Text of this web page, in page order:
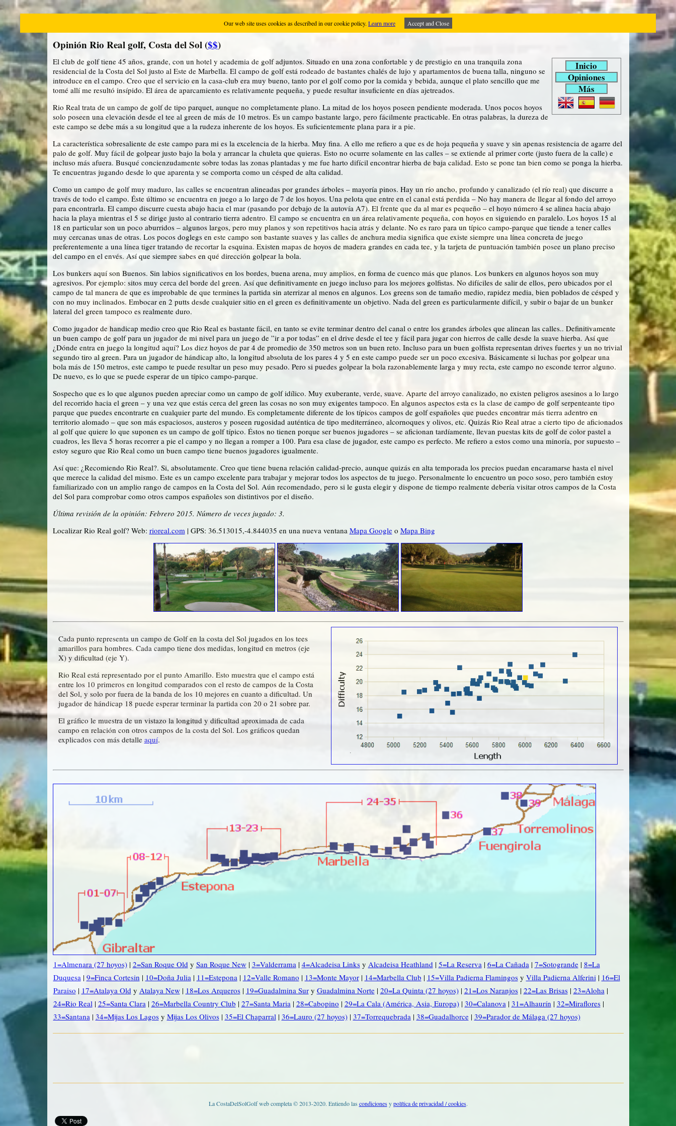
Our web site uses cookies as described in our cookie policy. Learn more Accept and Close
Opinión Rio Real golf, Costa del Sol ($$)
Inicio
Opiniones
Más
El club de golf tiene 45 años, grande, con un hotel y academia de golf adjuntos. Situado en una zona confortable y de prestigio en una tranquila zona
residencial de la Costa del Sol justo al Este de Marbella. El campo de golf está rodeado de bastantes chalés de lujo y apartamentos de buena talla, ninguno se
introduce en el campo. Creo que el servicio en la casa-club era muy bueno, tanto por el golf como por la comida y bebida, aunque el plato sencillo que me
tomé allí me resultó insípido. El área de aparcamiento es relativamente pequeña, y puede resultar insuficiente en días ajetreados.
Rio Real trata de un campo de golf de tipo parquet, aunque no completamente plano. La mitad de los hoyos poseen pendiente moderada. Unos pocos hoyos
solo poseen una elevación desde el tee al green de más de 10 metros. Es un campo bastante largo, pero fácilmente practicable. En otras palabras, la dureza de
este campo se debe más a su longitud que a la rudeza inherente de los hoyos. Es suficientemente plana para ir a pie.
La característica sobresaliente de este campo para mi es la excelencia de la hierba. Muy fina. A ello me refiero a que es de hoja pequeña y suave y sin apenas resistencia de agarre del
palo de golf. Muy fácil de golpear justo bajo la bola y arrancar la chuleta que quieras. Esto no ocurre solamente en las calles – se extiende al primer corte (justo fuera de la calle) e
incluso más afuera. Busqué concienzudamente sobre todas las zonas plantadas y me fue harto difícil encontrar hierba de baja calidad. Esto se pone tan bien como se ponga la hierba.
Te encuentras jugando desde lo que aparenta y se comporta como un césped de alta calidad.
Como un campo de golf muy maduro, las calles se encuentran alineadas por grandes árboles – mayoría pinos. Hay un río ancho, profundo y canalizado (el río real) que discurre a
través de todo el campo. Éste último se encuentra en juego a lo largo de 7 de los hoyos. Una pelota que entre en el canal está perdida – No hay manera de llegar al fondo del arroyo
para encontrarla. El campo discurre cuesta abajo hacia el mar (pasando por debajo de la autovía A7). El frente que da al mar es pequeño – el hoyo número 4 se alinea hacia abajo
hacia la playa mientras el 5 se dirige justo al contrario tierra adentro. El campo se encuentra en un área relativamente pequeña, con hoyos en siguiendo en paralelo. Los hoyos 15 al
18 en particular son un poco aburridos – algunos largos, pero muy planos y son repetitivos hacia atrás y delante. No es raro para un típico campo-parque que tiende a tener calles
muy cercanas unas de otras. Los pocos doglegs en este campo son bastante suaves y las calles de anchura media significa que existe siempre una línea concreta de juego
preferentemente a una línea tiger tratando de recortar la esquina. Existen mapas de hoyos de madera grandes en cada tee, y la tarjeta de puntuación también posee un plano preciso
del campo en el envés. Así que siempre sabes en qué dirección golpear la bola.
Los bunkers aquí son Buenos. Sin labios significativos en los bordes, buena arena, muy amplios, en forma de cuenco más que planos. Los bunkers en algunos hoyos son muy
agresivos. Por ejemplo: sitos muy cerca del borde del green. Así que definitivamente en juego incluso para los mejores golfistas. No difíciles de salir de ellos, pero ubicados por el
campo de tal manera de que es improbable de que termines la partida sin aterrizar al menos en algunos. Los greens son de tamaño medio, rapidez media, bien poblados de césped y
con no muy inclinados. Embocar en 2 putts desde cualquier sitio en el green es definitivamente un objetivo. Nada del green es particularmente difícil, y subir o bajar de un bunker
lateral del green tampoco es realmente duro.
Como jugador de handicap medio creo que Rio Real es bastante fácil, en tanto se evite terminar dentro del canal o entre los grandes árboles que alinean las calles.. Definitivamente
un buen campo de golf para un jugador de mi nivel para un juego de ”ir a por todas” en el drive desde el tee y fácil para jugar con hierros de calle desde la suave hierba. Así que
¿Dónde entra en juego la longitud aquí? Los diez hoyos de par 4 de promedio de 350 metros son un buen reto. Incluso para un buen golfista representan drives fuertes y un no trivial
segundo tiro al green. Para un jugador de hándicap alto, la longitud absoluta de los pares 4 y 5 en este campo puede ser un poco excesiva. Básicamente si luchas por golpear una
bola más de 150 metros, este campo te puede resultar un peso muy pesado. Pero si puedes golpear la bola razonablemente larga y muy recta, este campo no esconde terror alguno.
De nuevo, es lo que se puede esperar de un típico campo-parque.
Sospecho que es lo que algunos pueden apreciar como un campo de golf idílico. Muy exuberante, verde, suave. Aparte del arroyo canalizado, no existen peligros asesinos a lo largo
del recorrido hacia el green – y una vez que estás cerca del green las cosas no son muy exigentes tampoco. En algunos aspectos esta es la clase de campo de golf serpenteante tipo
parque que puedes encontrarte en cualquier parte del mundo. Es completamente diferente de los típicos campos de golf españoles que puedes encontrar más tierra adentro en
territorio alomado – que son más espaciosos, austeros y poseen rugosidad auténtica de tipo mediterráneo, alcornoques y olivos, etc. Quizás Rio Real atrae a cierto tipo de aficionados
al golf que quiere lo que suponen es un campo de golf típico. Éstos no tienen porque ser buenos jugadores – se aficionan tardíamente, llevan puestas kits de golf de color pastel a
cuadros, les lleva 5 horas recorrer a pie el campo y no llegan a romper a 100. Para esa clase de jugador, este campo es perfecto. Me refiero a estos como una minoría, por supuesto –
estoy seguro que Rio Real como un buen campo tiene buenos jugadores igualmente.
Así que: ¿Recomiendo Rio Real?. Si, absolutamente. Creo que tiene buena relación calidad-precio, aunque quizás en alta temporada los precios puedan encaramarse hasta el nivel
que merece la calidad del mismo. Este es un campo excelente para trabajar y mejorar todos los aspectos de tu juego. Personalmente lo encuentro un poco soso, pero también estoy
familiarizado con un amplio rango de campos en la Costa del Sol. Aún recomendado, pero si le gusta elegir y dispone de tiempo realmente debería visitar otros campos de la Costa
del Sol para comprobar como otros campos españoles son distintivos por el diseño.
Última revisión de la opinión: Febrero 2015. Número de veces jugado: 3.
Localizar Rio Real golf? Web: rioreal.com | GPS: 36.513015,-4.844035 en una nueva ventana Mapa Googleo Mapa Bing
Cada punto representa un campo de Golf en la costa del Sol jugados en los tees
amarillos para hombres. Cada campo tiene dos medidas, longitud en metros (eje
X) y dificultad (eje Y).
Rio Real está representado por el punto Amarillo. Esto muestra que el campo está
entre los 10 primeros en longitud comparados con el resto de campos de la Costa
del Sol, y solo por fuera de la banda de los 10 mejores en cuanto a dificultad. Un
jugador de hándicap 18 puede esperar terminar la partida con 20 o 21 sobre par.
El gráfico le muestra de un vistazo la longitud y dificultad aproximada de cada
campo en relación con otros campos de la costa del Sol. Los gráficos quedan
explicados con más detalle aquí.
1=Almenara (27 hoyos)| 2=San Roque Oldy San Roque New| 3=Valderrama| 4=Alcadeisa Linksy Alcadeisa Heathland| 5=La Reserva| 6=La Cañada| 7=Sotogrande| 8=La
Duquesa| 9=Finca Cortesin | 10=Doña Julia| 11=Estepona| 12=Valle Romano | 13=Monte Mayor| 14=Marbella Club | 15=Villa Padierna Flamingosy Villa Padierna Alferini| 16=El
Paraiso | 17=Atalaya Oldy Atalaya New| 18=Los Arqueros| 19=Guadalmina Sury Guadalmina Norte| 20=La Quinta (27 hoyos)| 21=Los Naranjos| 22=Las Brisas| 23=Aloha|
24=Rio Real| 25=Santa Clara| 26=Marbella Country Club | 27=Santa Maria| 28=Cabopino | 29=La Cala (América, Asia, Europa)| 30=Calanova| 31=Alhaurín | 32=Miraflores|
33=Santana| 34=Mijas Los Lagosy Mijas Los Olivos| 35=El Chaparral| 36=Lauro (27 hoyos)| 37=Torrequebrada| 38=Guadalhorce| 39=Parador de Málaga (27 hoyos)
La CostaDelSolGolf web completa © 2013-2020. Entiendo las condicionesypolítica de privacidad / cookies.